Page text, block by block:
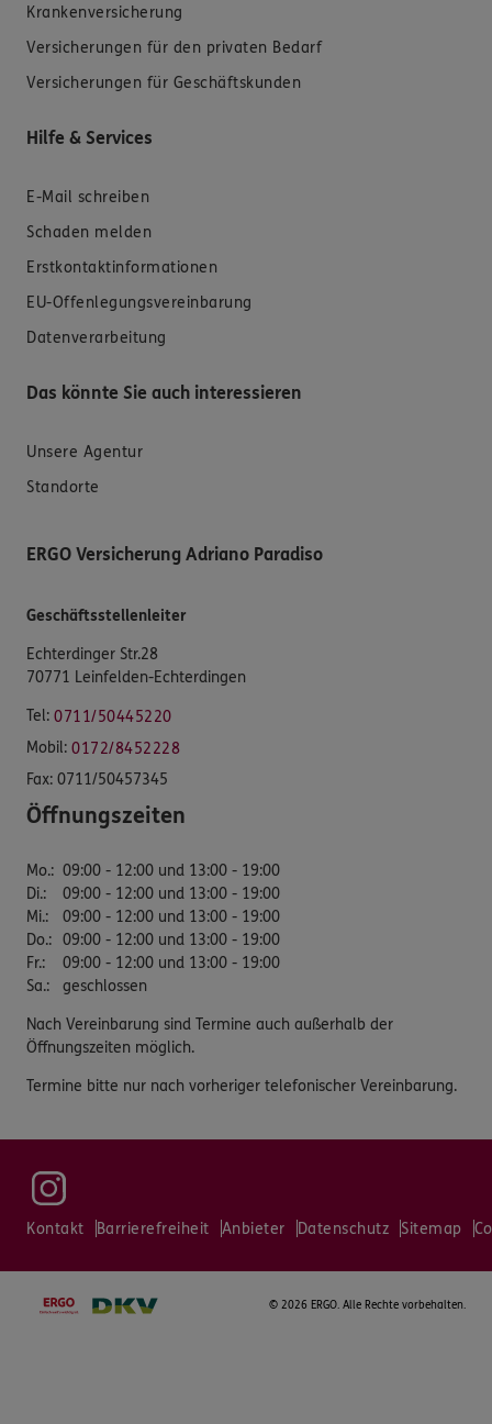
Krankenversicherung
Versicherungen für den privaten Bedarf
Versicherungen für Geschäftskunden
Hilfe & Services
E-Mail schreiben
Schaden melden
Erstkontaktinformationen
EU-Offenlegungsvereinbarung
Datenverarbeitung
Das könnte Sie auch interessieren
Unsere Agentur
Standorte
ERGO Versicherung Adriano Paradiso
Geschäftsstellenleiter
Echterdinger Str.28
70771 Leinfelden-Echterdingen
Tel: 0711/50445220
Mobil: 0172/8452228
Fax: 0711/50457345
Öffnungszeiten
Mo.: 09:00 - 12:00 und 13:00 - 19:00
Di.:
09:00 - 12:00 und 13:00 - 19:00
Mi.:
09:00 - 12:00 und 13:00 - 19:00
Do.: 09:00 - 12:00 und 13:00 - 19:00
Fr.:
09:00 - 12:00 und 13:00 - 19:00
Sa.: geschlossen
Nach Vereinbarung sind Termine auch außerhalb der
Öffnungszeiten möglich.
Termine bitte nur nach vorheriger telefonischer Vereinbarung.
Kontakt Barrierefreiheit Anbieter Datenschutz Sitemap
© 2026 ERGO. Alle Rechte vorbehalten.